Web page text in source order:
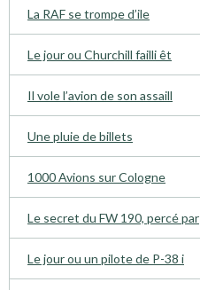
La RAF se trompe d’ile
Le jour ou Churchill failli êt
Il vole l’avion de son assaill
Une pluie de billets
1000 Avions sur Cologne
Le secret du FW 190, percé par
Le jour ou un pilote de P-38 i